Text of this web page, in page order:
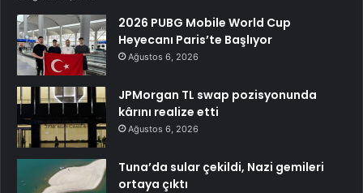
2026 PUBG Mobile World Cup
Heyecanı Paris’te Başlıyor
Ağustos 6, 2026
JPMorgan TL swap pozisyonunda
kârını realize etti
Ağustos 6, 2026
Tuna’da sular çekildi, Nazi gemileri
ortaya çıktı